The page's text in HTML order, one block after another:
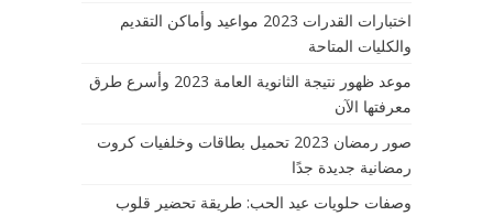
اختبارات القدرات 2023 مواعيد وأماكن التقديم
والكليات المتاحة
موعد ظهور نتيجة الثانوية العامة 2023 وأسرع طرق
معرفتها الآن
صور رمضان 2023 تحميل بطاقات وخلفيات كروت
رمضانية جديدة جدًا
وصفات حلويات عيد الحب: طريقة تحضير قلوب